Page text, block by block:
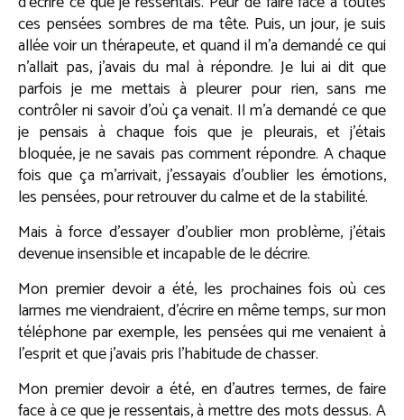
ces pensées sombres de ma tête. Puis, un jour, je suis
allée voir un thérapeute, et quand il m’a demandé ce qui
n’allait pas, j’avais du mal à répondre. Je lui ai dit que
parfois je me mettais à pleurer pour rien, sans me
contrôler ni savoir d’où ça venait. Il m’a demandé ce que
je pensais à chaque fois que je pleurais, et j’étais
bloquée, je ne savais pas comment répondre. A chaque
fois que ça m’arrivait, j’essayais d’oublier les émotions,
les pensées, pour retrouver du calme et de la stabilité.
Mais à force d’essayer d’oublier mon problème, j’étais
devenue insensible et incapable de le décrire.
Mon premier devoir a été, les prochaines fois où ces
larmes me viendraient, d’écrire en même temps, sur mon
téléphone par exemple, les pensées qui me venaient à
l’esprit et que j’avais pris l’habitude de chasser.
Mon premier devoir a été, en d’autres termes, de faire
face à ce que je ressentais, à mettre des mots dessus. A